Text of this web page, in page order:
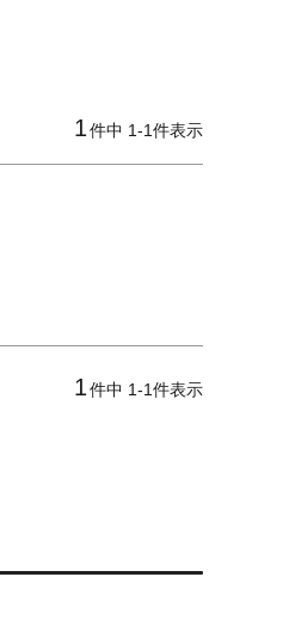
1件中 1-1件表示
1件中 1-1件表示